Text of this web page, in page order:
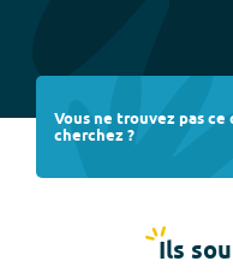
Vous ne trouvez pas ce
cherchez ?
Ils